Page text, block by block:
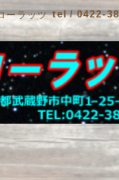
ーラッツ tel / 0422-